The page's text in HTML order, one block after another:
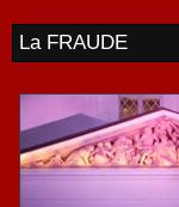
La FRAUDE